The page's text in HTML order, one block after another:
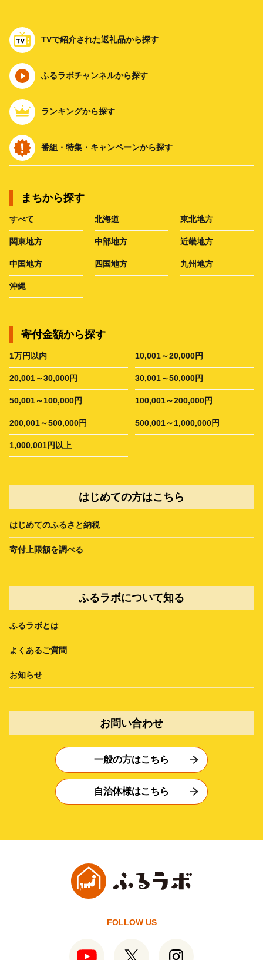
TVで紹介された返礼品から探す
ふるラボチャンネルから探す
ランキングから探す
番組・特集・キャンペーンから探す
まちから探す
すべて 北海道 東北地方
関東地方 中部地方 近畿地方
中国地方 四国地方 九州地方
沖縄
寄付金額から探す
1万円以内 10,001～20,000円
20,001～30,000円 30,001～50,000円
50,001～100,000円 100,001～200,000円
200,001～500,000円 500,001～1,000,000円
1,000,001円以上
はじめての方はこちら
はじめてのふるさと納税
寄付上限額を調べる
ふるラボについて知る
ふるラボとは
よくあるご質問
お知らせ
お問い合わせ
一般の方はこちら
自治体様はこちら
FOLLOW US